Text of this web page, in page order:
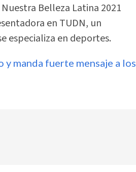
Belleza Latina 2021
en TUDN, un
especializa en deportes.
manda fuerte mensaje a los